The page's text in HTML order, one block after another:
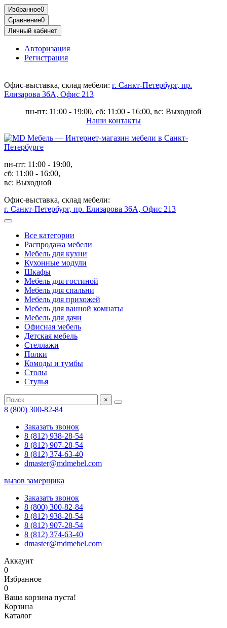
Избранное0
Сравнение0
Личный кабинет
Авторизация
Регистрация
Офис-выставка, склад мебели: г. Санкт-Петербург, пр.
Елизарова 36А, Офис 213
пн-пт: 11:00 - 19:00, сб: 11:00 - 16:00, вс: Выходной
Наши контакты
пн-пт: 11:00 - 19:00,
сб: 11:00 - 16:00,
вс: Выходной
Офис-выставка, склад мебели:
г. Санкт-Петербург, пр. Елизарова 36А, Офис 213
Все категории
Распродажа мебели
Мебель для кухни
Кухонные модули
Шкафы
Мебель для гостиной
Мебель для спальни
Мебель для прихожей
Мебель для ванной комнаты
Мебель для дачи
Офисная мебель
Детская мебель
Стеллажи
Полки
Комоды и тумбы
Столы
Стулья
×
8 (800) 300-82-84
Заказать звонок
8 (812) 938-28-54
8 (812) 907-28-54
8 (812) 374-63-40
dmaster@mdmebel.com
вызов замерщика
Заказать звонок
8 (800) 300-82-84
8 (812) 938-28-54
8 (812) 907-28-54
8 (812) 374-63-40
dmaster@mdmebel.com
Аккаунт
0
Избранное
0
Ваша корзина пуста!
Корзина
Каталог